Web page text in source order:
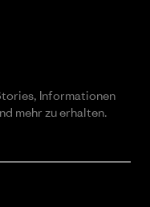
Informationen
mehr zu erhalten.